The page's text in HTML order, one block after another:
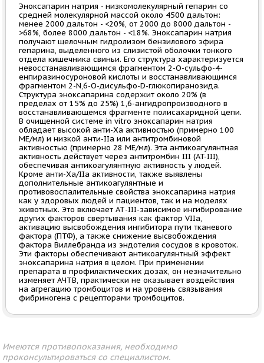
Эноксапарин натрия - низкомолекулярный гепарин со
средней молекулярной массой около 4500 дальтон:
менее 2000 дальтон - <20%, от 2000 до 8000 дальтон -
>68%, более 8000 дальтон - <18%. Эноксапарин натрия
получают щелочным гидролизом бензилового эфира
гепарина, выделенного из слизистой оболочки тонкого
отдела кишечника свиньи. Его структура характеризуется
невосстанавливающимся фрагментом 2-O-сульфо-4-
енпиразиносуроновой кислоты и восстанавливающимся
фрагментом 2-N,6-O-дисульфо-D-глюкопиранозида.
Структура эноксапарина содержит около 20% (в
пределах от 15% до 25%) 1,6-ангидропроизводного в
восстанавливающемся фрагменте полисахаридной цепи.
В очищенной системе in vitro эноксапарин натрия
обладает высокой анти-Ха активностью (примерно 100
МЕ/мл) и низкой анти-IIa или антитромбиновой
активностью (примерно 28 МЕ/мл). Эта антикоагулянтная
активность действует через антитромбин III (AT-III),
обеспечивая антикоагулянтную активность у людей.
Кроме анти-Ха/IIа активности, также выявлены
дополнительные антикоагулянтные и
противовоспалительные свойства эноксапарина натрия
как у здоровых людей и пациентов, так и на моделях
животных. Это включает АТ-III-зависимое ингибирование
других факторов свертывания как фактор VIIa,
активацию высвобождения ингибитора пути тканевого
фактора (ПТФ), а также снижение высвобождения
фактора Виллебранда из эндотелия сосудов в кровоток.
Эти факторы обеспечивают антикоагулянтный эффект
эноксапарина натрия в целом. При применении
препарата в профилактических дозах, он незначительно
изменяет АЧТВ, практически не оказывает воздействия
на агрегацию тромбоцитов и на уровень связывания
фибриногена с рецепторами тромбоцитов.
Имеются противопоказания, необходимо
проконсультироваться со специалистом.